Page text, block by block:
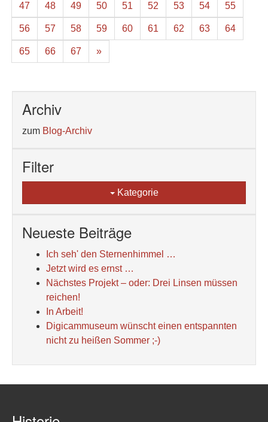
47 48 49 50 51 52 53 54 55
56 57 58 59 60 61 62 63 64
65 66 67 »
Archiv
zum Blog-Archiv
Filter
Kategorie
Neueste Beiträge
Ich seh' den Sternenhimmel …
Jetzt wird es ernst …
Nächstes Projekt – oder: Drei Linsen müssen
reichen!
In Arbeit!
Digicammuseum wünscht einen entspannten
nicht zu heißen Sommer ;-)